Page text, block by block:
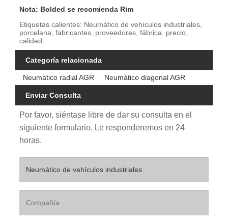
Nota: Bolded se recomienda Rim
Etiquetas calientes: Neumático de vehículos industriales,
porcelana, fabricantes, proveedores, fábrica, precio,
calidad
Categoría relacionada
Neumático radial AGR Neumático diagonal AGR
Enviar Consulta
Por favor, siéntase libre de dar su consulta en el
siguiente formulario. Le responderemos en 24
horas.